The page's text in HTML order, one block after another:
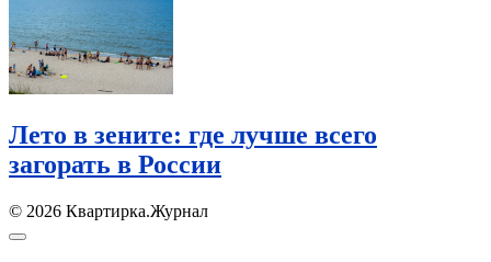
Лето в зените: где лучше всего
загорать в России
© 2026 Квартирка.Журнал